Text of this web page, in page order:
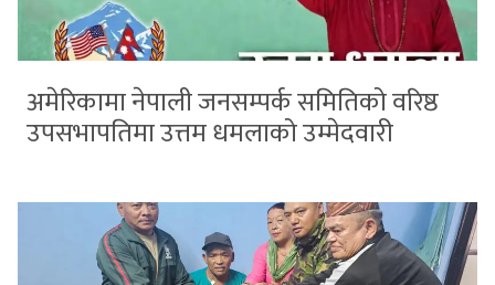
अमेरिकामा नेपाली जनसम्पर्क समितिको वरिष्ठ
उपसभापतिमा उत्तम धमलाको उम्मेदवारी